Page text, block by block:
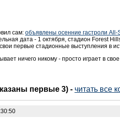
сам: объявлены осенние гастроли All-
дата - 1 октября, стадион Forest
первые стадионные выступления в
ничего никому - просто играет в
первые 3) - читать все